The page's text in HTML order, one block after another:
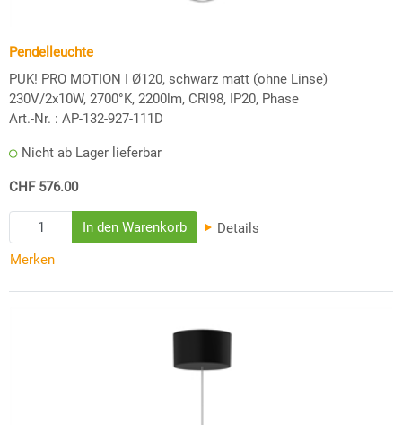
Pendelleuchte
PUK! PRO MOTION I Ø120, schwarz matt (ohne Linse)
230V/2x10W, 2700°K, 2200lm, CRI98, IP20, Phase
Art.-Nr. : AP-132-927-111D
Nicht ab Lager lieferbar
CHF 576.00
Details
Merken